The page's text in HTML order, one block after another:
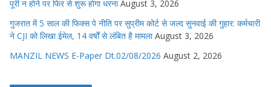
पूरी न होने पर फिर से शुरू होगा धरना August 3, 2026
गुजरात में 5 साल की फिक्स पे नीति पर सुप्रीम कोर्ट से जल्द सुनवाई की गुहार: कर्मचारी
ने CJI को लिखा ईमेल, 14 वर्षों से लंबित है मामला August 3, 2026
MANZIL NEWS E-Paper Dt.02/08/2026 August 2, 2026